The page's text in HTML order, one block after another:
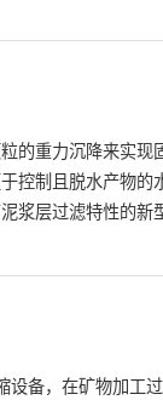
的重力沉降来实
控制且脱水产物
浆层过滤特性的新
设备，在矿物加工